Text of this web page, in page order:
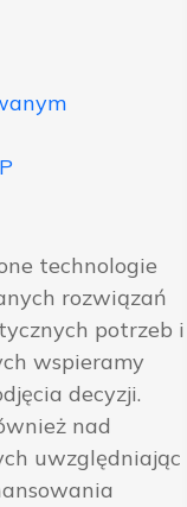
technologie
rozwiązań
potrzeb i
wspieramy
decyzji.
nad
uwzględniając